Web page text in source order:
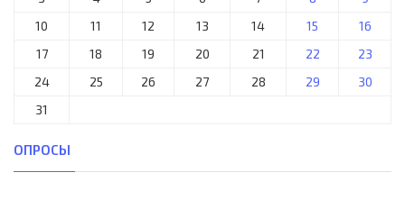
10
11 12 13 14 15
16
17
18 19 20 21 22
23
24
25 26 27 28 29
30
31
ОПРОСЫ